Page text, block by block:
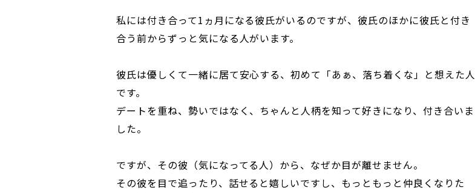
私には付き合って1ヵ月になる彼氏がいるのですが、彼氏のほかに彼氏と付き
合う前からずっと気になる人がいます。
彼氏は優しくて一緒に居て安心する、初めて「あぁ、落ち着くな」と想えた人
です。
デートを重ね、勢いではなく、ちゃんと人柄を知って好きになり、付き合いま
した。
ですが、その彼（気になってる人）から、なぜか目が離せません。
その彼を目で追ったり、話せると嬉しいですし、もっともっと仲良くなりた